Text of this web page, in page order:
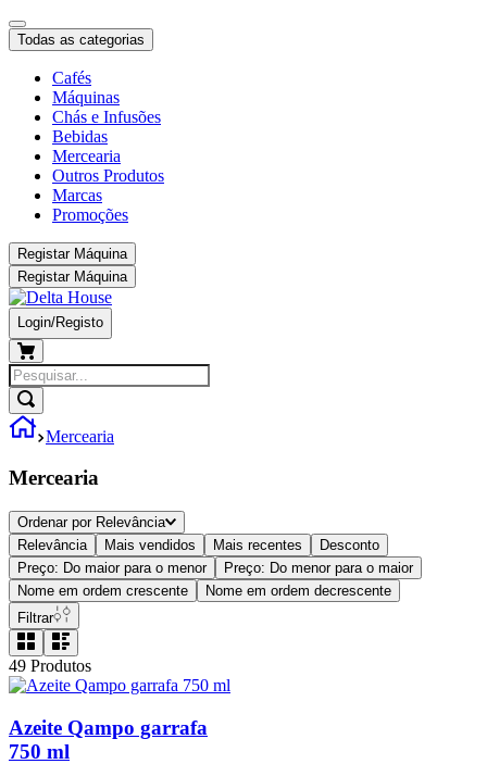
Todas as categorias
Cafés
Máquinas
Chás e Infusões
Bebidas
Mercearia
Outros Produtos
Marcas
Promoções
Registar Máquina
Registar Máquina
Login/Registo
Mercearia
Mercearia
Ordenar por Relevância
Relevância
Mais vendidos Mais recentes
Desconto
Preço: Do maior para o menor
Preço: Do menor para o maior
Nome em ordem crescente
Nome em ordem decrescente
Filtrar
49 Produtos
Azeite Qampo garrafa
750 ml